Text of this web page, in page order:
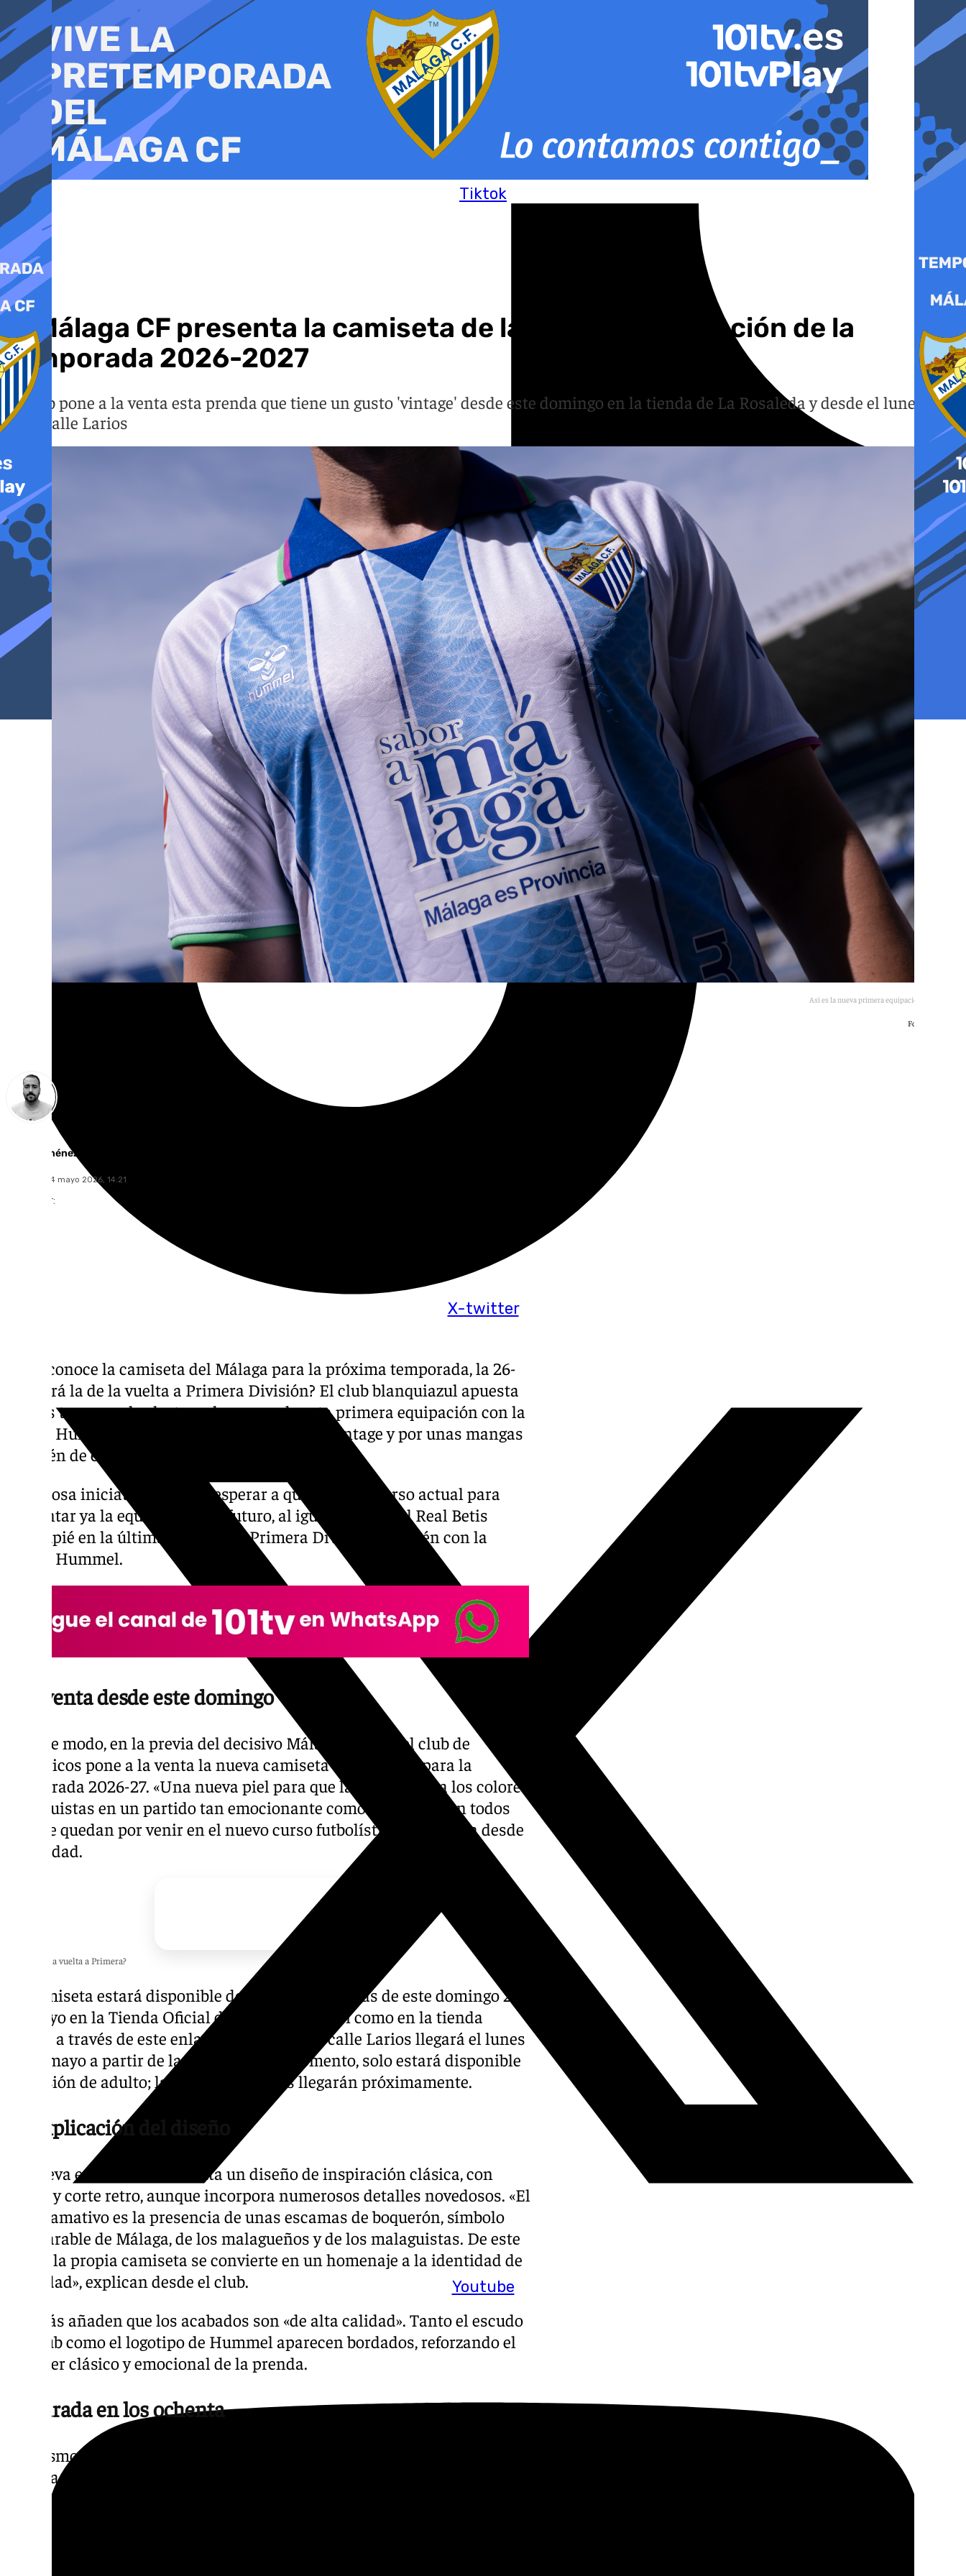
al
contenido
Tiktok
X-twitter
Youtube
Fútbol
El Málaga CF presenta la camiseta de la primera equipación de la
temporada 2026-2027
El club pone a la venta esta prenda que tiene un gusto 'vintage' desde este domingo en la tienda de La Rosaleda y desde el lunes en
la de calle Larios
Así es la nueva primera equipación del Málaga.
Foto: Málaga CF
Pedro Jiménez
domingo, 24 mayo 2026, 14:21
Compartir:
Ya se conoce la camiseta del Málaga para la próxima temporada, la 26-
27: ¿será la de la vuelta a Primera División? El club blanquiazul apuesta
por los tonos azul celeste en las rayas de esta primera equipación con la
marca Hummel que aboga por cuello de polo vintage y por unas mangas
también de estilo retro.
Novedosa iniciativa la de no esperar a que acabe el curso actual para
presentar ya la equipación del futuro, al igual que hizo el Real Betis
Balompié en la última jornada de Primera División, también con la
marca Hummel.
A la venta desde este domingo
De este modo, en la previa del decisivo Málaga-Racing, el club de
Martiricos pone a la venta la nueva camiseta blanquiazul para la
temporada 2026-27. «Una nueva piel para que la afición luzca los colores
malaguistas en un partido tan emocionante como el de hoy y en todos
los que quedan por venir en el nuevo curso futbolístico», destacan desde
la entidad.
¿Será la de la vuelta a Primera?
La camiseta estará disponible desde las 15.30 horas de este domingo 24
de mayo en la Tienda Oficial de La Rosaleda, así como en la tienda
online a través de este enlace. A la tienda de calle Larios llegará el lunes
25 de mayo a partir de las 10.00. Por el momento, solo estará disponible
la versión de adulto; las tallas infantiles llegarán próximamente.
La explicación del diseño
La nueva equipación presenta un diseño de inspiración clásica, con
cuello y corte retro, aunque incorpora numerosos detalles novedosos. «El
más llamativo es la presencia de unas escamas de boquerón, símbolo
inseparable de Málaga, de los malagueños y de los malaguistas. De este
modo, la propia camiseta se convierte en un homenaje a la identidad de
la ciudad», explican desde el club.
Además añaden que los acabados son «de alta calidad». Tanto el escudo
del club como el logotipo de Hummel aparecen bordados, reforzando el
carácter clásico y emocional de la prenda.
Inspirada en los ochenta
Asimismo, el tono azul principal está inspirado en el celeste del CD
Málaga de la década de 1980, recuperando una de las tonalidades más
reconocibles y representativas de la historia blanquiazul. Un guiño a